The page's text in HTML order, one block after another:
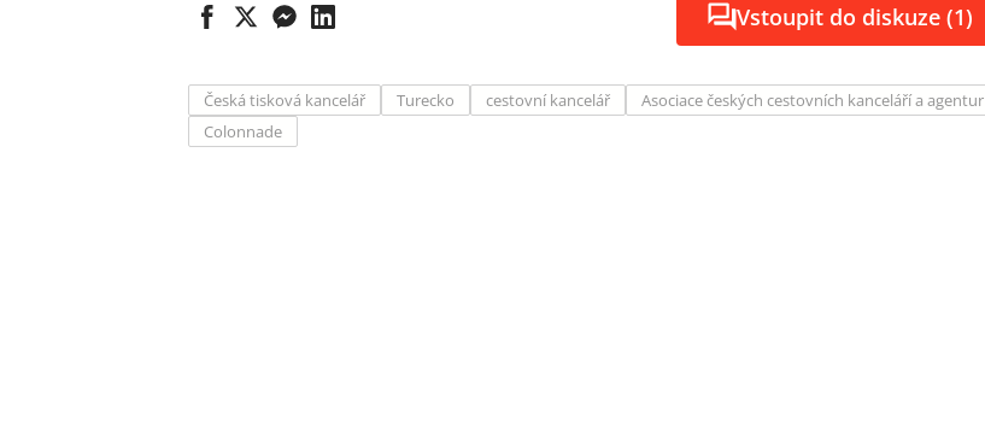
Vstoupit do diskuze (1)
Česká tisková kancelář Turecko cestovní kancelář
Asociace českých cestovních kanceláří a agentur
Colonnade